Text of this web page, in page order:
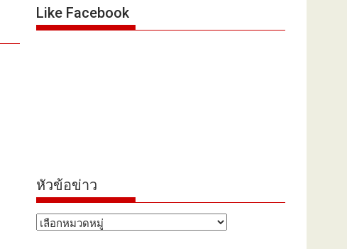
Like Facebook
หัวข้อข่าว
หัวข้อ